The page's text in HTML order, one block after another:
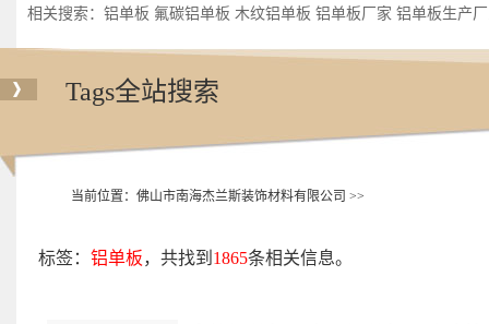
相关搜索： 铝单板 氟碳铝单板 木纹铝单板 铝单板厂家 铝单板生产
Tags全站搜索
当前位置： 佛山市南海杰兰斯装饰材料有限公司 >>
标签： 铝单板，共找到 1865条相关信息。